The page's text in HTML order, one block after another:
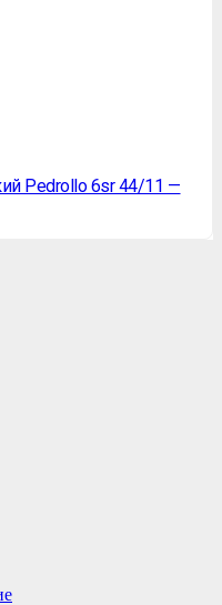
Pedrollo 6sr 44/11 —